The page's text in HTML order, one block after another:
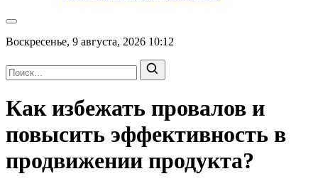
Воскресенье, 9 августа, 2026 10:12
Как избежать провалов и
повысить эффективность в
продвижении продукта?